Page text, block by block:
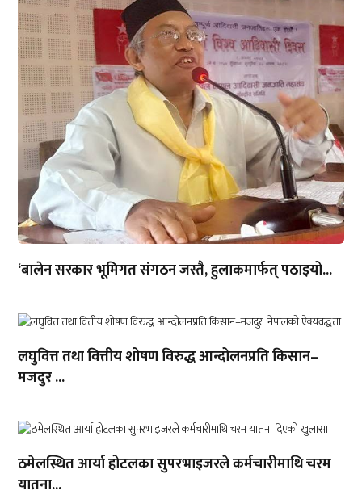
‘बालेन सरकार भूमिगत संगठन जस्तै, हुलाकमार्फत् पठाइयो...
लघुवित्त तथा वित्तीय शोषण विरुद्ध आन्दोलनप्रति किसान–
मजदुर ...
ठमेलस्थित आर्या होटलका सुपरभाइजरले कर्मचारीमाथि चरम
यातना...